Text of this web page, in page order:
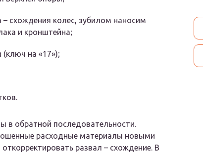
схождения колес, зубилом наносим
и кронштейна;
на «17»);
в обратной последовательности.
расходные материалы новыми
развал – схождение. В